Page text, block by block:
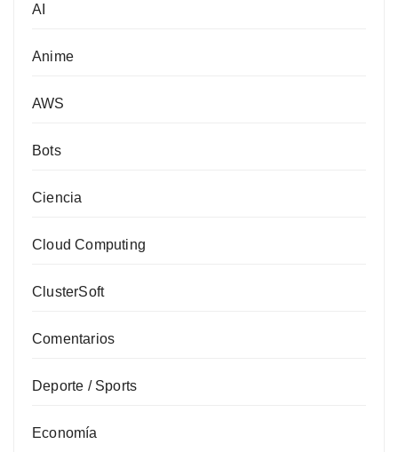
AI
Anime
AWS
Bots
Ciencia
Cloud Computing
ClusterSoft
Comentarios
Deporte / Sports
Economía